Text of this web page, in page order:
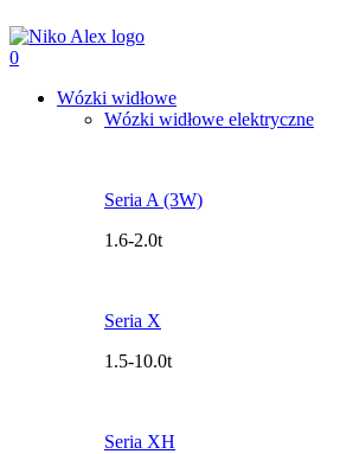
0
Wózki widłowe
Wózki widłowe elektryczne
Seria A (3W)
1.6-2.0t
Seria X
1.5-10.0t
Seria XH